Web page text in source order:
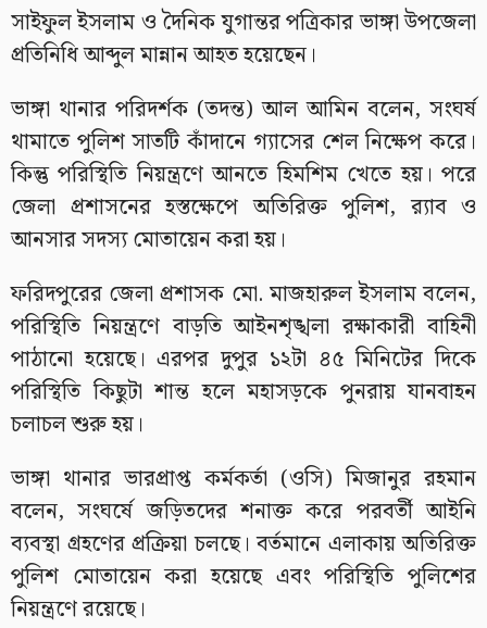
সাইফুল ইসলাম ও দৈনিক যুগান্তর পত্রিকার ভাঙ্গা উপজেলা
প্রতিনিধি আব্দুল মান্নান আহত হয়েছেন।
ভাঙ্গা থানার পরিদর্শক (তদন্ত) আল আমিন বলেন, সংঘর্ষ
থামাতে পুলিশ সাতটি কাঁদানে গ্যাসের শেল নিক্ষেপ করে।
কিন্তু পরিস্থিতি নিয়ন্ত্রণে আনতে হিমশিম খেতে হয়। পরে
জেলা প্রশাসনের হস্তক্ষেপে অতিরিক্ত পুলিশ, র‍্যাব ও
আনসার সদস্য মোতায়েন করা হয়।
ফরিদপুরের জেলা প্রশাসক মো. মাজহারুল ইসলাম বলেন,
পরিস্থিতি নিয়ন্ত্রণে বাড়তি আইনশৃঙ্খলা রক্ষাকারী বাহিনী
পাঠানো হয়েছে। এরপর দুপুর ১২টা ৪৫ মিনিটের দিকে
পরিস্থিতি কিছুটা শান্ত হলে মহাসড়কে পুনরায় যানবাহন
চলাচল শুরু হয়।
ভাঙ্গা থানার ভারপ্রাপ্ত কর্মকর্তা (ওসি) মিজানুর রহমান
বলেন, সংঘর্ষে জড়িতদের শনাক্ত করে পরবর্তী আইনি
ব্যবস্থা গ্রহণের প্রক্রিয়া চলছে। বর্তমানে এলাকায় অতিরিক্ত
পুলিশ মোতায়েন করা হয়েছে এবং পরিস্থিতি পুলিশের
নিয়ন্ত্রণে রয়েছে।